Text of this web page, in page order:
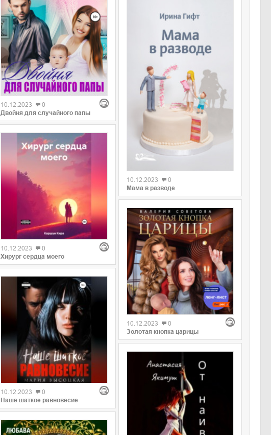
10.12.2023
0
Двойня для случайного папы
10.12.2023
0
Хирург сердца моего
10.12.2023
0
Наше шаткое равновесие
10.12.2023
0
Мама в разводе
0
10.12.2023
0
Золотая кнопка царицы